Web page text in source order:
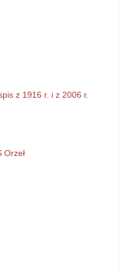
z 1916 r. i z 2006 r.